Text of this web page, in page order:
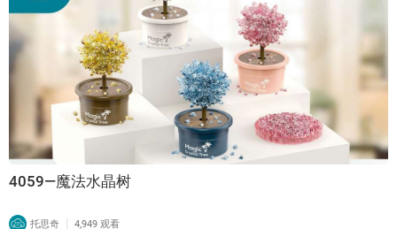
4059—魔法水晶树
托思奇 | 4,949 观看